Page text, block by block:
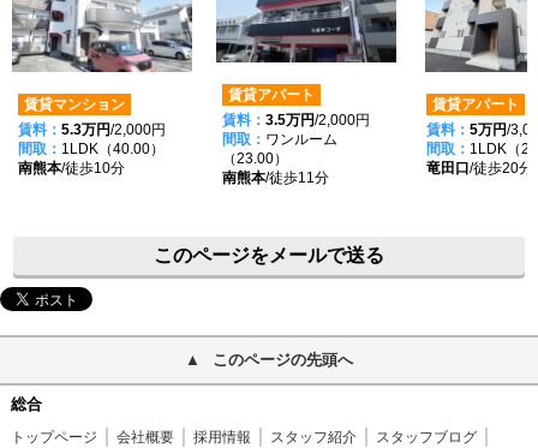
賃貸マンション
賃料： 5.3万円/2,000円
間取： 1LDK（40.00）
南熊本/徒歩10分
賃貸アパート
賃料： 3.5万円/2,000円
間取： ワンルーム
（23.00）
南熊本/徒歩11分
賃貸アパート
賃料： 5万円/
間取： 1LDK（
竜田口 /徒歩20分
このページをメールで送る
このページの先頭へ
総合
トップページ 会社概要 採用情報 スタッフ紹介
スタッフブログ